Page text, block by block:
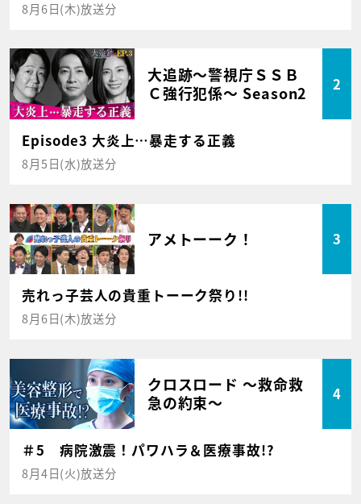
8月6日(木)放送分
大追跡～警視庁ＳＳＢ
Ｃ強行犯係～ Season2
2
Episode3 大炎上…暴走する正義
8月5日(水)放送分
アメトーーク！ 3
売れっ子芸人の貴重トーーク祭り!!
8月6日(木)放送分
クロスロード ～救命救
急の約束～
4
＃5 病院激震！パワハラ＆医療事故!?
8月4日(火)放送分